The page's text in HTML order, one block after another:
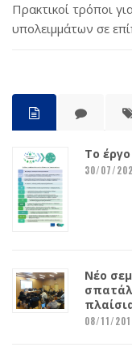
Πρακτικοί τρόποι
υπολειμμάτων σε
Το
30/07/
Νέο
08/11/